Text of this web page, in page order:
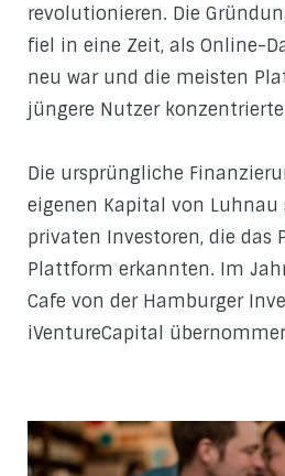
revolutionieren. Die
fiel in eine Zeit, als Online-
neu war und die meisten
jüngere Nutzer
Die ursprüngliche
eigenen Kapital von Luhnau
privaten Investoren, die das
Plattform erkannten. Im
Cafe von der Hamburger
iVentureCapital